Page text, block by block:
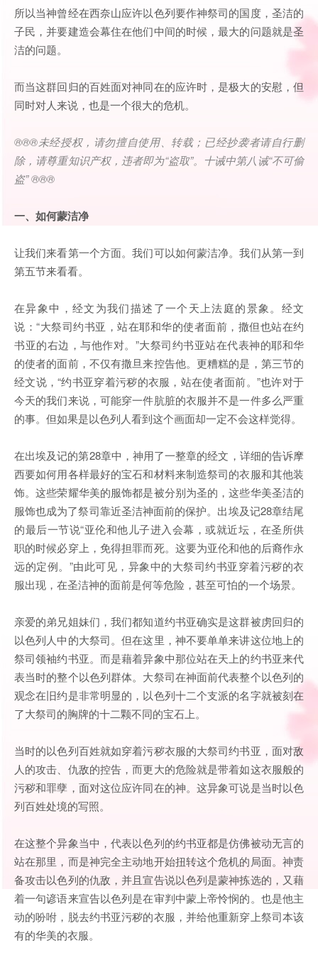
所以当神曾经在西奈山应许以色列要作神祭司的国度，圣洁的
子民，并要建造会幕住在他们中间的时候，最大的问题就是圣
洁的问题。
而当这群回归的百姓面对神同在的应许时，是极大的安慰，但
同时对人来说，也是一个很大的危机。
®®®未经授权，请勿擅自使用、转载；已经抄袭者请自行删
除，请尊重知识产权，违者即为“盗取”。十诫中第八诫“不可偷
盗” ®®®
一、如何蒙洁净
让我们来看第一个方面。我们可以如何蒙洁净。我们从第一到
第五节来看看。
在异象中，经文为我们描述了一个天上法庭的景象。经文
说：“大祭司约书亚，站在耶和华的使者面前，撒但也站在约
书亚的右边，与他作对。”大祭司约书亚站在代表神的耶和华
的使者的面前，不仅有撒旦来控告他。更糟糕的是，第三节的
经文说，“约书亚穿着污秽的衣服，站在使者面前。”也许对于
今天的我们来说，可能穿一件肮脏的衣服并不是一件多么严重
的事。但如果是以色列人看到这个画面却一定不会这样觉得。
在出埃及记的第28章中，神用了一整章的经文，详细的告诉摩
西要如何用各样最好的宝石和材料来制造祭司的衣服和其他装
饰。这些荣耀华美的服饰都是被分别为圣的，这些华美圣洁的
服饰也成为了祭司靠近圣洁神面前的保护。出埃及记28章结尾
的最后一节说“亚伦和他儿子进入会幕，或就近坛，在圣所供
职的时候必穿上，免得担罪而死。这要为亚伦和他的后裔作永
远的定例。”由此可见，异象中的大祭司约书亚穿着污秽的衣
服出现，在圣洁神的面前是何等危险，甚至可怕的一个场景。
亲爱的弟兄姐妹们，我们都知道约书亚确实是这群被虏回归的
以色列人中的大祭司。但在这里，神不要单单来讲这位地上的
祭司领袖约书亚。而是藉着异象中那位站在天上的约书亚来代
表当时的整个以色列群体。大祭司在神面前代表整个以色列的
观念在旧约是非常明显的，以色列十二个支派的名字就被刻在
了大祭司的胸牌的十二颗不同的宝石上。
当时的以色列百姓就如穿着污秽衣服的大祭司约书亚，面对敌
人的攻击、仇敌的控告，而更大的危险就是带着如这衣服般的
污秽和罪孽，面对这位应许同在的神。这异象可说是当时以色
列百姓处境的写照。
在这整个异象当中，代表以色列的约书亚都是仿佛被动无言的
站在那里，而是神完全主动地开始扭转这个危机的局面。神责
备攻击以色列的仇敌，并且宣告说以色列是蒙神拣选的，又藉
着一句谚语来宣告以色列是在审判中蒙上帝怜悯的。也是他主
动的吩咐，脱去约书亚污秽的衣服，并给他重新穿上祭司本该
有的华美的衣服。